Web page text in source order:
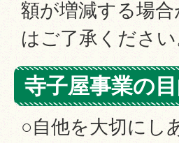
額が増減する場
はご了承ください
寺子屋事業の
○自他を大切にし